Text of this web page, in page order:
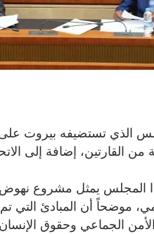
الذي تستضيفه بيروت
القارتين، إضافة إلى
المجلس يمثل مشروع نهوض
موضحاً أن المبادئ التي
والأمن الجماعي وحقوق